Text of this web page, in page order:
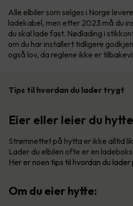
Alle elbiler som selges i Norge
ladekabel, men etter 2023 må du
du skal lade fast. Nødlading i
om du har installert tidligere
også lov, da reglene ikke er
Tips til hvordan du lader trygt
Eier eller leier du
Strømnettet på hytta er ikke alltid
Lader du elbilen ofte er en
Her er noen tips til hvordan du
Om du eier hytte: